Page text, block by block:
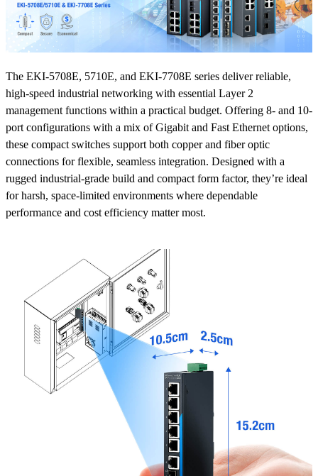
The EKI-5708E, 5710E, and EKI-7708E series deliver reliable,
high-speed industrial networking with essential Layer 2
management functions within a practical budget. Offering 8- and 10-
port configurations with a mix of Gigabit and Fast Ethernet options,
these compact switches support both copper and fiber optic
connections for flexible, seamless integration. Designed with a
rugged industrial-grade build and compact form factor, they’re ideal
for harsh, space-limited environments where dependable
performance and cost efficiency matter most.